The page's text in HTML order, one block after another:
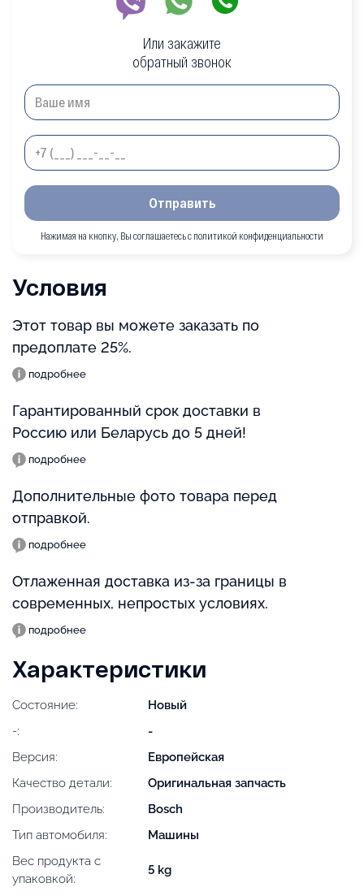
Или закажите
обратный звонок
Отправить
Нажимая на кнопку, Вы соглашаетесь с политикой конфиденциальности
Условия
Этот товар вы можете заказать по
предоплате 25%.
подробнее
Гарантированный срок доставки в
Россию или Беларусь до 5 дней!
подробнее
Дополнительные фото товара перед
отправкой.
подробнее
Отлаженная доставка из-за границы в
современных, непростых условиях.
подробнее
Характеристики
Состояние:
Новый
-:
-
Версия:
Европейская
Качество детали:
Оригинальная запчасть
Производитель:
Bosch
Тип автомобиля:
Машины
Вес продукта с
упаковкой:
5 kg